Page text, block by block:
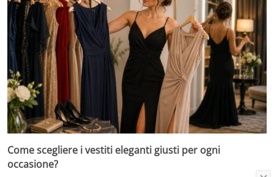
Come scegliere i vestiti eleganti giusti per ogni
occasione?